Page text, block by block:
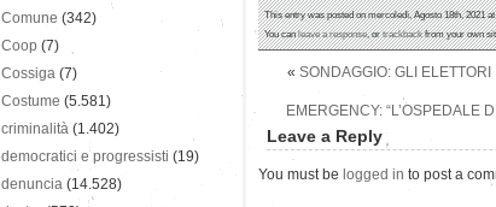
This entry was posted on mercoledì, Agosto 18th, 2021
You canleave a response, ortrackbackfrom your own
« SONDAGGIO: GLI ELETTORI
EMERGENCY: “L’OSPEDALE
Leave a Reply
You must be logged in to post a
Comune (342)
Coop (7)
Cossiga (7)
Costume (5.581)
criminalità (1.402)
democratici e progressisti (19)
denuncia (14.528)